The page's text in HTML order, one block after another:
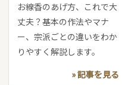
お線香のあげ方、これで大
丈夫？基本の作法やマナ
ー、宗派ごとの違いをわか
りやすく解説します。
» 記事を見る